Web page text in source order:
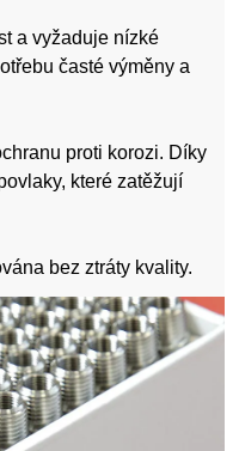
a vyžaduje nízké
časté výměny a
proti korozi. Díky
které zatěžují
bez ztráty kvality.